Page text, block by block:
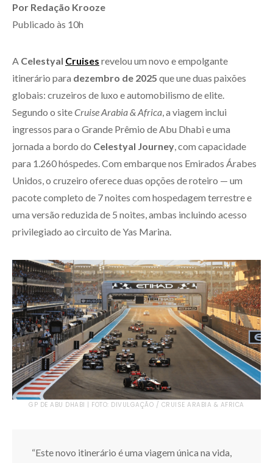
Por Redação Krooze
Publicado às 10h
A Celestyal Cruises revelou um novo e empolgante
itinerário para dezembro de 2025 que une duas paixões
globais: cruzeiros de luxo e automobilismo de elite.
Segundo o siteCruise Arabia & Africa , a viagem inclui
ingressos para o Grande Prêmio de Abu Dhabi e uma
jornada a bordo do Celestyal Journey , com capacidade
para 1.260 hóspedes. Com embarque nos Emirados Árabes
Unidos, o cruzeiro oferece duas opções de roteiro — um
pacote completo de 7 noites com hospedagem terrestre e
uma versão reduzida de 5 noites, ambas incluindo acesso
privilegiado ao circuito de Yas Marina.
GP DE ABU DHABI | FOTO: DIVULGAÇÃO / CRUISE ARABIA & AFRICA
“Este novo itinerário é uma viagem única na vida,